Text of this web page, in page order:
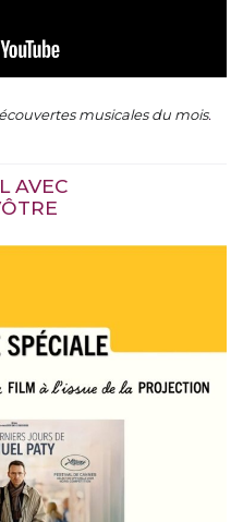
musicales du mois.
AVEC